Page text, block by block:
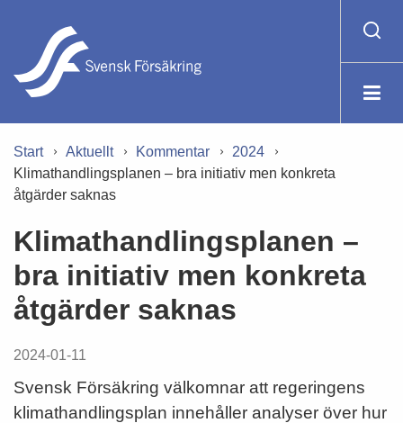
Start Aktuellt Kommentar
2024
Klimathandlingsplanen – bra initiativ men konkreta
åtgärder saknas
Klimathandlingsplanen –
bra initiativ men konkreta
åtgärder saknas
2024-01-11
Svensk Försäkring välkomnar att regeringens
klimathandlingsplan innehåller analyser över hur